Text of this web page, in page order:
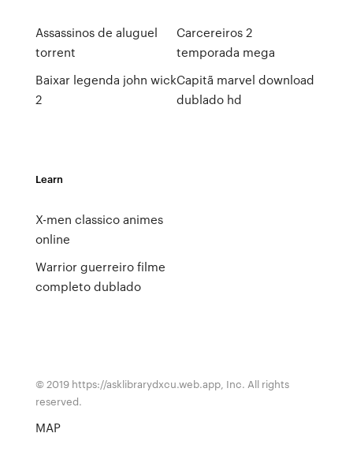
Assassinos de aluguel
torrent
Baixar legenda john wick
2
Carcereiros 2
temporada mega
Capitã marvel download
dublado hd
Learn
X-men classico animes
online
Warrior guerreiro filme
completo dublado
© 2019 https://asklibrarydxcu.web.app, Inc. All rights
reserved.
MAP